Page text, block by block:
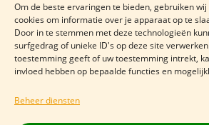
Om de beste ervaringen te bieden, gebruiken
cookies om informatie over je apparaat op te
Door in te stemmen met deze technologieën
surfgedrag of unieke ID's op deze site
toestemming geeft of uw toestemming intrekt,
invloed hebben op bepaalde functies en
Beheer diensten
Openingstijden
Maandag
Dinsdag
12:00 -